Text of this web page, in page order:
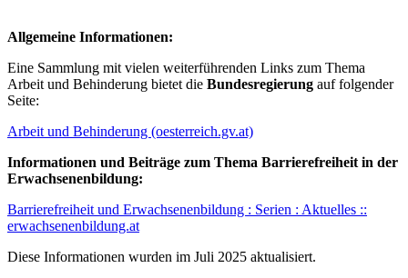
Allgemeine Informationen:
Eine Sammlung mit vielen weiterführenden Links zum Thema
Arbeit und Behinderung bietet die Bundesregierung auf folgender
Seite:
Arbeit und Behinderung (oesterreich.gv.at)
Informationen und Beiträge zum Thema Barrierefreiheit in der
Erwachsenenbildung:
Barrierefreiheit und Erwachsenenbildung : Serien : Aktuelles ::
erwachsenenbildung.at
Diese Informationen wurden im Juli 2025 aktualisiert.